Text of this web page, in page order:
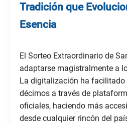
Tradición que
Esencia
El Sorteo Extraordinario de
adaptarse magistralmente a
La digitalización ha facilitado
décimos a través de
oficiales, haciendo más
desde cualquier rincón del